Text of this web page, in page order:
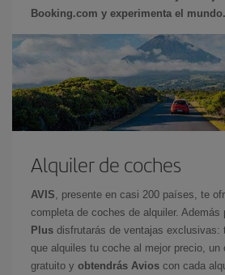
Booking.com y experimenta el mundo.
Alquiler de coches
AVIS , presente en casi 200 países, te
completa de coches de alquiler. Además
Plus disfrutarás de ventajas exclusivas:
que alquiles tu coche al mejor precio, un
gratuito y obtendrás Avios con cada